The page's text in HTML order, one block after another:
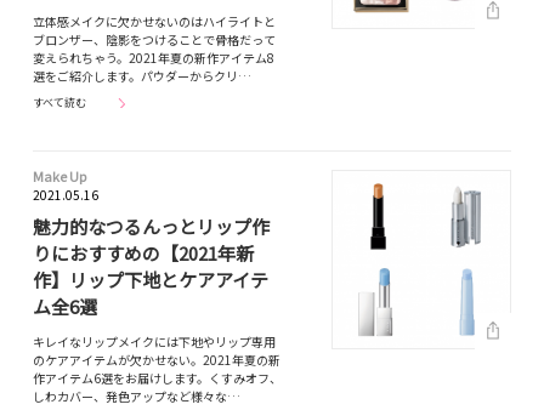
立体感メイクに欠かせないのはハイライトと
ブロンザー、陰影をつけることで骨格だって
変えられちゃう。2021年夏の新作アイテム8
選をご紹介します。パウダーからクリ…
すべて読む
Make Up
2021.05.16
魅力的なつるんっとリップ作
りにおすすめの【2021年新
作】リップ下地とケアアイテ
ム全6選
キレイなリップメイクには下地やリップ専用
のケアアイテムが欠かせない。2021年夏の新
作アイテム6選をお届けします。くすみオフ、
しわカバー、発色アップなど様々な…